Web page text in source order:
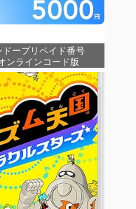
ドープリペイド番号
ンラインコード版